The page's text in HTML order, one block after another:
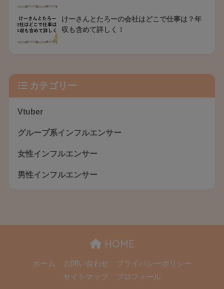
けーさんとたろーの会社はどこで仕事は？年
収も含めて詳しく！
カテゴリー
Vtuber
グループ系インフルエンサー
女性インフルエンサー
男性インフルエンサー
HOME
ホーム お問い合わせ
プライバシーポリシー
サイトマップ
プロフィール